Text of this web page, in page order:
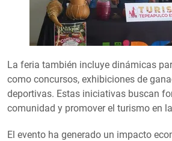
La feria también incluye dinámicas
como concursos, exhibiciones de
deportivas. Estas iniciativas buscan
comunidad y promover el turismo en
El evento ha generado un impacto